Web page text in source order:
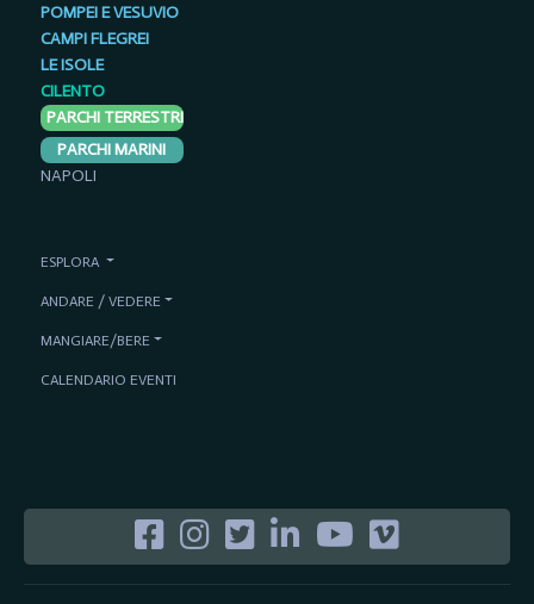
POMPEI E VESUVIO
CAMPI FLEGREI
LE ISOLE
CILENTO
PARCHI TERRESTRI
PARCHI MARINI
NAPOLI
ESPLORA
ANDARE / VEDERE
MANGIARE/BERE
CALENDARIO EVENTI